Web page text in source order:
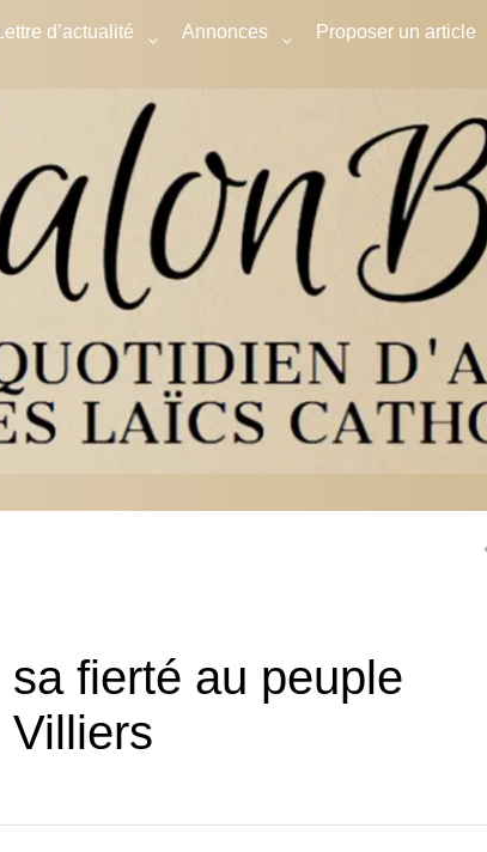
Lettre d’actualité Annonces Proposer un article
fierté au peuple